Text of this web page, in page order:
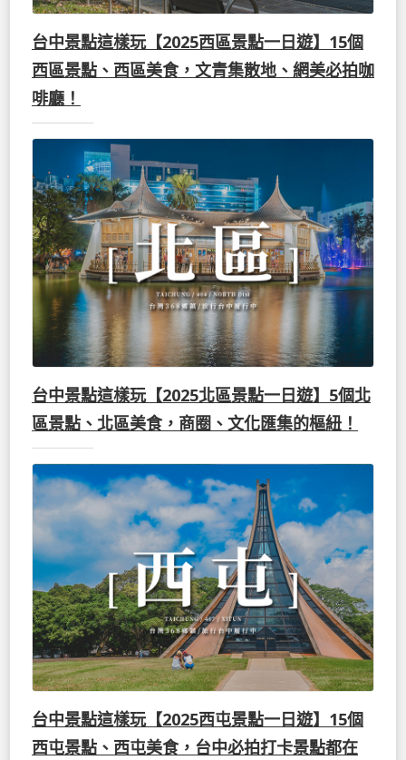
台中景點這樣玩【2025西區景點一日遊】15個
西區景點、西區美食，文青集散地、網美必拍咖
啡廳！
台中景點這樣玩【2025北區景點一日遊】5個北
區景點、北區美食，商圈、文化匯集的樞紐！
台中景點這樣玩【2025西屯景點一日遊】15個
西屯景點、西屯美食，台中必拍打卡景點都在